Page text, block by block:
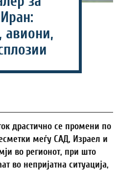
авиони,
драстично се промени по
меѓу САД, Израел и
во регионот, при што
во непријатна ситуација,